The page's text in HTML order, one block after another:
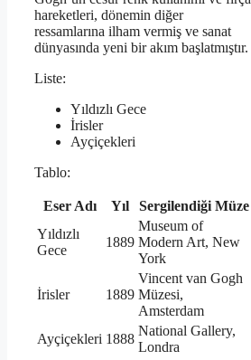
hareketleri, dönemin diğer
ressamlarına ilham vermiş ve sanat
dünyasında yeni bir akım başlatmıştır.
Liste:
Yıldızlı Gece
İrisler
Ayçiçekleri
Tablo:
Eser Adı Yıl
Sergilendiği Müze
Yıldızlı
Gece
1889
Museum of
Modern Art, New
York
İrisler 1889
Vincent van Gogh
Müzesi,
Amsterdam
Ayçiçekleri 1888
National Gallery,
Londra